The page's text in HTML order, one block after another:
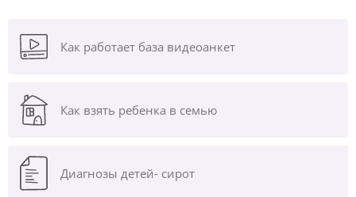
Как работает база видеоанкет
Как взять ребенка в семью
Диагнозы детей- сирот